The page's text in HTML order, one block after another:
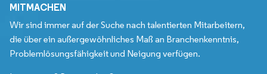
MITMACHEN
Wir sind immer auf der Suche nach talentierten Mitarbeitern,
die über ein außergewöhnliches Maß an Branchenkenntnis,
Problemlösungsfähigkeit und Neigung verfügen.